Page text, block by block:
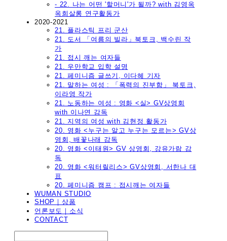
- 22. 나는 어떤 '할머니'가 될까? with 김영옥
옥희살롱 연구활동가
2020-2021
21. 플라스틱 프리 군산
21. 도서 「여름의 빌라」북토크, 백수린 작
가
21. 접시 깨는 여자들
21. 우만학교 입학 설명
21. 페미니즘 글쓰기, 이다혜 기자
21. 말하는 여성 : 「폭력의 진부함」 북토크,
이라영 작가
21. 노동하는 여성 : 영화 <실> GV상영회
with 이나연 감독
21. 지역의 여성 with 김현정 활동가
20. 영화 <누구는 알고 누구는 모르는> GV상
영회, 배꽃나래 감독
20. 영화 <이태원> GV 상영회, 강유가람 감
독
20. 영화 <워터릴리스> GV상영회, 서한나 대
표
20. 페미니즘 캠프 : 접시깨는 여자들
WUMAN STUDIO
SHOP｜상품
언론보도｜소식
CONTACT